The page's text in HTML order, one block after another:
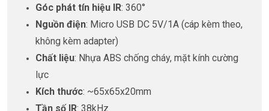
Góc phát tín hiệu IR: 360°
Nguồn điện: Micro USB DC 5V/1A (cáp kèm theo,
không kèm adapter)
Chất liệu: Nhựa ABS chống cháy, mặt kính cường
lực
Kích thước: ~65x65x20mm
Tần số IR: 38kHz